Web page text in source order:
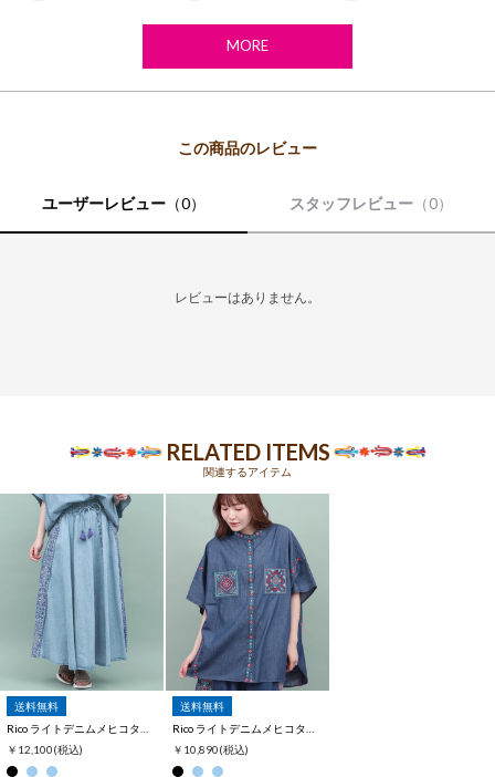
【その他のプレミアムコレクション一覧はこちら】
【お取り扱い上のご注意】
染め、織りむら等による独自の風合いをお楽しみ下さい。
・洗濯やクリーニングによって多少縮んだり、色落ちすることがありま
・濃色品は摩擦や水に濡れますと移染する恐れがありますので、単独で
・刺繍、レース、ビーズなどの装飾がある場合は引っかかり易く、解け
ざいます。
※モデル着用写真は光の加減で色差がある場合がございます。
※白背景の商品画像が実物に近い色味となっております。
MORE
ユーザーレビュー （0） スタッフレビュー （0）
レビューはありません。
RELATED ITEMS
関連するアイテム
送料無料
￥12,100(税込)
送料無料
￥10,890(税込)